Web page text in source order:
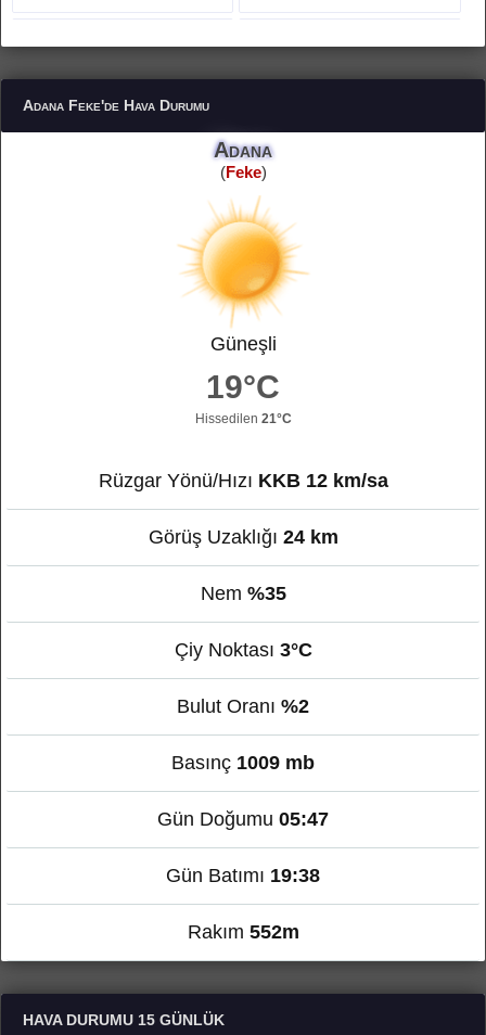
Adana Feke'de Hava Durumu
Adana
(Feke)
Güneşli
19°C
Hissedilen 21°C
Rüzgar Yönü/Hızı KKB 12 km/sa
Görüş Uzaklığı 24 km
Nem %35
Çiy Noktası 3°C
Bulut Oranı %2
Basınç 1009 mb
Gün Doğumu 05:47
Gün Batımı 19:38
Rakım 552m
HAVA DURUMU 15 GÜNLÜK